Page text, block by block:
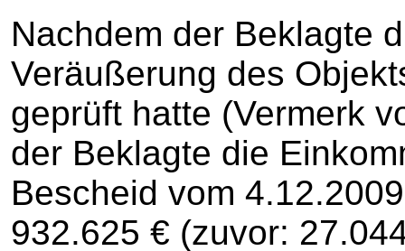
Nachdem der Beklagte
Veräußerung des
geprüft hatte (Vermerk
der Beklagte die
Bescheid vom
932.625 € (zuvor: